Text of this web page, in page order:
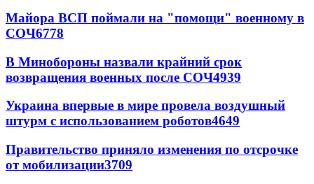
Майора ВСП поймали на "помощи" военному в
СОЧ6778
В Минобороны назвали крайний срок
возвращения военных после СОЧ4939
Украина впервые в мире провела воздушный
штурм с использованием роботов4649
Правительство приняло изменения по отсрочке
от мобилизации3709